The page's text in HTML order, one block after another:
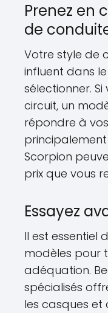
Prenez en
de
Votre style de
influent dans
sélectionner.
circuit, un
répondre à
Scorpion
prix que vous
Essayez
Il est essentiel
modèles pour
adéquation.
spécialisés
les casques et